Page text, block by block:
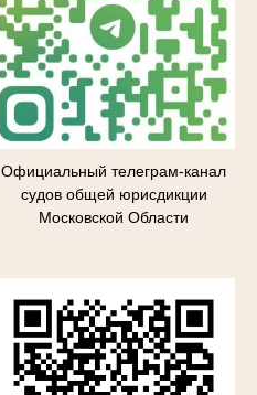
Официальный телеграм-канал
судов общей юрисдикции
Московской Области